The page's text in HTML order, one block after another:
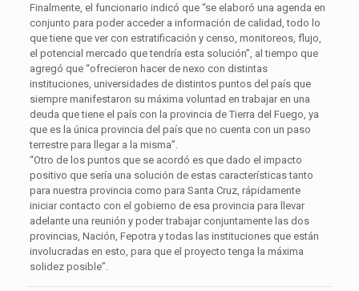
Finalmente, el funcionario indicó que “se elaboró una agenda en
conjunto para poder acceder a información de calidad, todo lo
que tiene que ver con estratificación y censo, monitoreos, flujo,
el potencial mercado que tendría esta solución”, al tiempo que
agregó que “ofrecieron hacer de nexo con distintas
instituciones, universidades de distintos puntos del país que
siempre manifestaron su máxima voluntad en trabajar en una
deuda que tiene el país con la provincia de Tierra del Fuego, ya
que es la única provincia del país que no cuenta con un paso
terrestre para llegar a la misma”.
“Otro de los puntos que se acordó es que dado el impacto
positivo que sería una solución de estas características tanto
para nuestra provincia como para Santa Cruz, rápidamente
iniciar contacto con el gobierno de esa provincia para llevar
adelante una reunión y poder trabajar conjuntamente las dos
provincias, Nación, Fepotra y todas las instituciones que están
involucradas en esto, para que el proyecto tenga la máxima
solidez posible”.